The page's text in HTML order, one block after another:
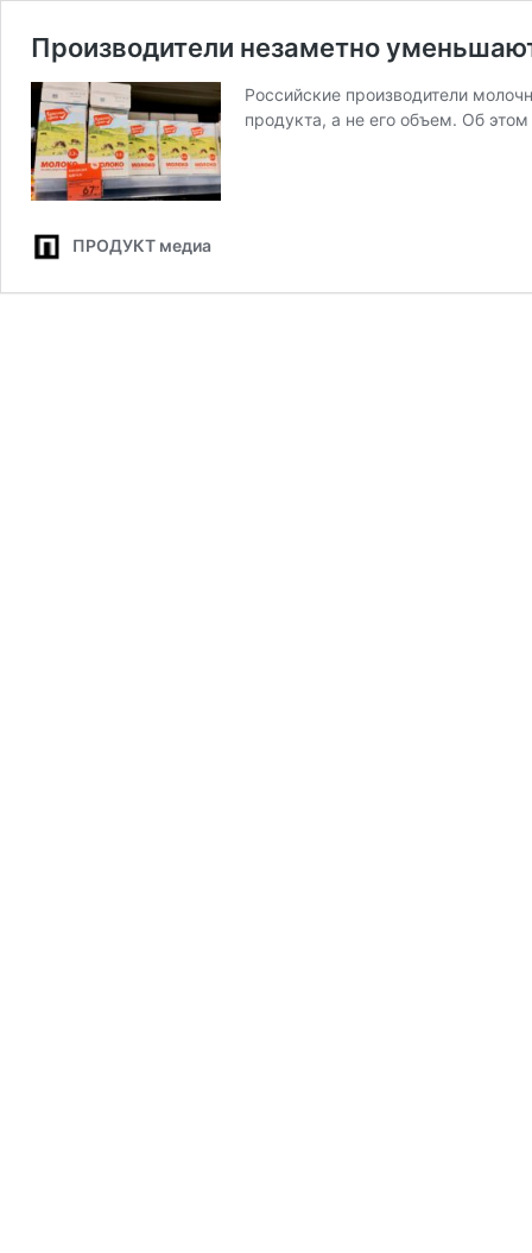
Производители незаметно
Российские производители
продукта, а не его объем. Об
ПРОДУКТ медиа